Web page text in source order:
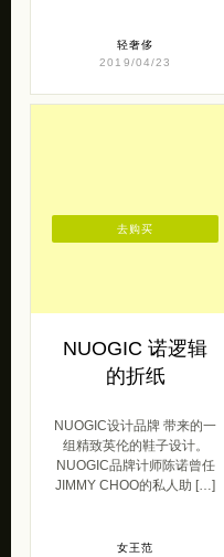
轻奢侈
2019/04/23
NUOGIC 诺逻辑
的折纸
NUOGIC设计品牌 带来的一
组精致英伦的鞋子设计。
NUOGIC品牌计师陈诺曾任
JIMMY CHOO的私人助 […]
女王范
去购买